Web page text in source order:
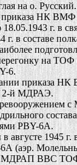
на о. Русский.
НК ВМФ
г. в
составе
на
6.
приказа НК
2-й МДРАЭ.
с
PBY-6А.
1945 г.
(аэр.
ВВС ТОФ